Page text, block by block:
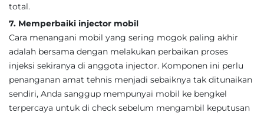
total.
7. Memperbaiki injector mobil
Cara menangani mobil yang sering mogok paling akhir
adalah bersama dengan melakukan perbaikan proses
injeksi sekiranya di anggota injector. Komponen ini perlu
penanganan amat tehnis menjadi sebaiknya tak ditunaikan
sendiri, Anda sanggup mempunyai mobil ke bengkel
terpercaya untuk di check sebelum mengambil keputusan